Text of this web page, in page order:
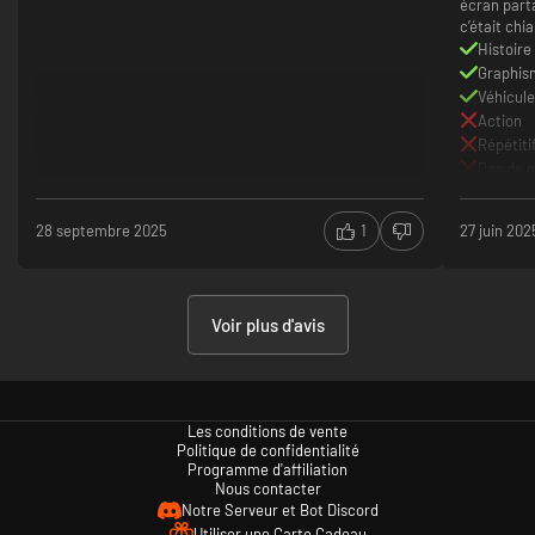
28 septembre 2025 1
écran
c’était
Histoire
Action
27 juin
Voir plus d'avis
Les conditions de vente
Politique de confidentialité
Programme d'affiliation
Nous contacter
Notre Serveur et Bot Discord